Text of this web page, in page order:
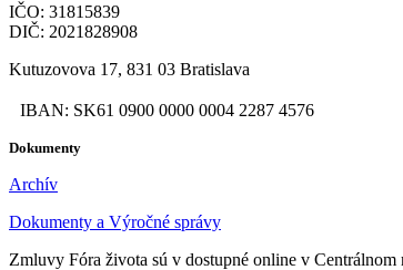
IČO: 31815839
DIČ: 2021828908
Kutuzovova 17, 831 03 Bratislava
IBAN: SK61 0900 0000 0004 2287 4576
Dokumenty
Archív
Dokumenty a Výročné správy
Zmluvy Fóra života sú v dostupné online v Centrálnom